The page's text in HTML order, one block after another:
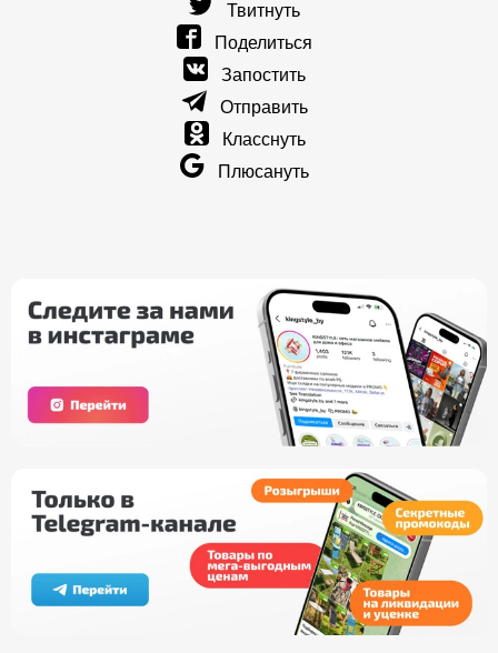
Твитнуть
Поделиться
Запостить
Отправить
Класснуть
Плюсануть